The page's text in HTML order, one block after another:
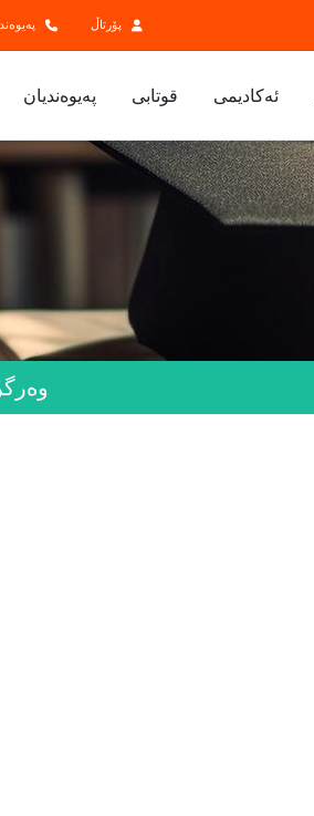
پۆرتاڵ
ئەکادیمی قوتابی پەیوەندیان